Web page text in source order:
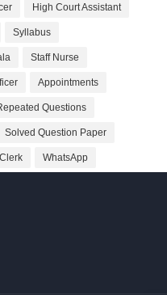
High Court Assistant
Syllabus
Staff Nurse
Appointments
Questions
Solved Question Paper
WhatsApp